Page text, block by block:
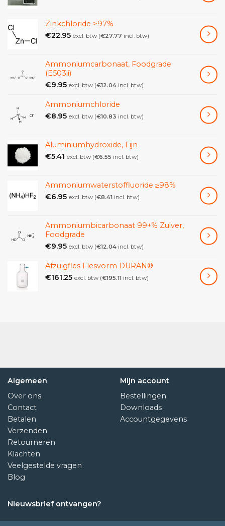
Zinkchloride >97%
€22.95 excl. btw (€27.77 incl. btw)
Ammoniumcarbonaat, Foodgrade
(E503ii)
€9.95 excl. btw (€12.04 incl. btw)
Ammoniumchloride
€8.95 excl. btw (€10.83 incl. btw)
Aluminiumhydroxide, Fijn
€5.41 excl. btw (€6.55 incl. btw)
Ammoniumwaterstoffluoride ≥98%
€6.95 excl. btw (€8.41 incl. btw)
Ammoniumbicarbonaat 99+% Zuiver,
Foodgrade
€9.95 excl. btw (€12.04 incl. btw)
Afzuigfles Flesvorm DURAN®
€161.25 excl. btw (€195.11 incl. btw)
Algemeen
Over ons
Contact
Betalen
Verzenden
Retourneren
Klachten
Veelgestelde vragen
Blog
Mijn account
Bestellingen
Downloads
Accountgegevens
Nieuwsbrief ontvangen?